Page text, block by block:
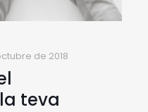
de 2018
teva